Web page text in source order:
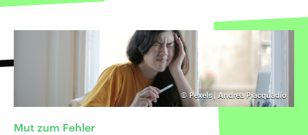
©Pexels | Andrea Piacquadio
Mut zum Fehler